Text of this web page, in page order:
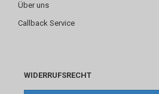
Über uns
Callback Service
WIDERRUFSRECHT